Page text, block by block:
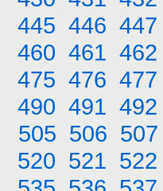
445 446 447
460 461 462
475 476 477
490 491 492
505 506 507
520 521 522